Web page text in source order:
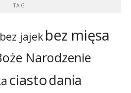
TAGI
bez jajekbez mięsa
Narodzenie
ciastodania